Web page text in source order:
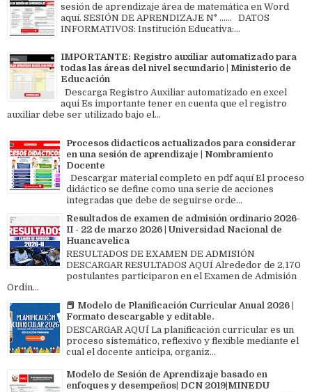
sesión de aprendizaje área de matemática en Word
aquí. SESIÓN DE APRENDIZAJE N° ...... DATOS
INFORMATIVOS: Institución Educativa:...
IMPORTANTE: Registro auxiliar automatizado para
todas las áreas del nivel secundario | Ministerio de
Educación
Descarga Registro Auxiliar automatizado en excel
aqui Es importante tener en cuenta que el registro
auxiliar debe ser utilizado bajo el...
Procesos didacticos actualizados para considerar
en una sesión de aprendizaje | Nombramiento
Docente
Descargar material completo en pdf aquí El proceso
didáctico se define como una serie de acciones
integradas que debe de seguirse orde...
Resultados de examen de admisión ordinario 2026-
II - 22 de marzo 2026 | Universidad Nacional de
Huancavelica
RESULTADOS DE EXAMEN DE ADMISIÓN
DESCARGAR RESULTADOS AQUÍ Alrededor de 2,170
postulantes participaron en el Examen de Admisión
Ordin...
📕 Modelo de Planificación Curricular Anual 2026 |
Formato descargable y editable.
DESCARGAR AQUÍ La planificación curricular es un
proceso sistemático, reflexivo y flexible mediante el
cual el docente anticipa, organiz...
Modelo de Sesión de Aprendizaje basado en
enfoques y desempeños| DCN 2019|MINEDU